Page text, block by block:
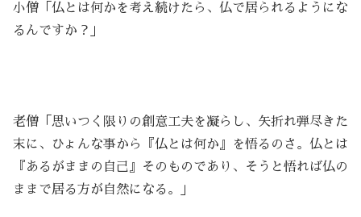
小僧「仏とは何かを考え続けたら、仏で居られるようにな
るんですか？」
老僧「思いつく限りの創意工夫を凝らし、矢折れ弾尽きた
末に、ひょんな事から『仏とは何か』を悟るのさ。仏とは
『あるがままの自己』そのものであり、そうと悟れば仏の
ままで居る方が自然になる。」